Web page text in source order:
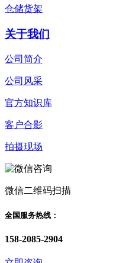
仓储货架
关于我们
公司简介
公司风采
官方知识库
客户合影
拍摄现场
微信二维码扫描
全国服务热线：
158-2085-2904